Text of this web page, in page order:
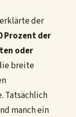
der
Prozent der
oder
breite
Tatsächlich
manch ein